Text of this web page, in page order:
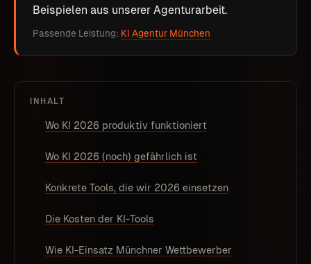
Beispielen aus unserer Agenturarbeit.
Passende Leistung: KI Agentur München
INHALT
Wo KI 2026 produktiv funktioniert
Wo KI 2026 (noch) gefährlich ist
Konkrete Tools, die wir 2026 einsetzen
Die Kosten der KI-Tools
Wie KI-Einsatz Münchner Wettbewerber